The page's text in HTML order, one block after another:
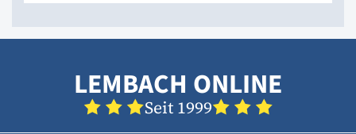
LEMBACH ONLINE
Seit 1999